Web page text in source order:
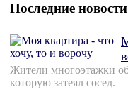
Последние новости
Жители многоэтажки
которую затеял сосед.